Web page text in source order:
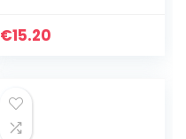
Piezo Pickup
€15.20